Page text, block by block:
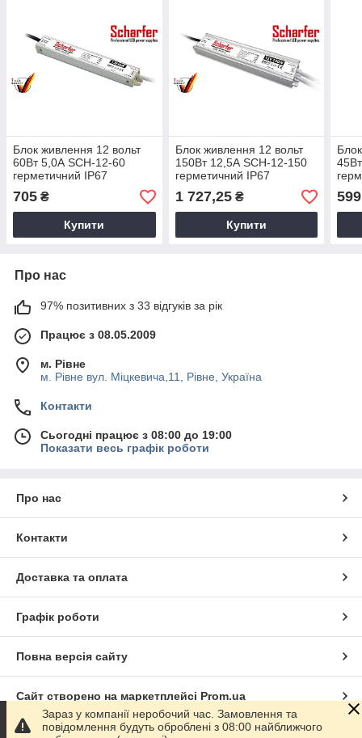
Блок живлення 12 вольт
60Вт 5,0А SCH-12-60
герметичний IP67
Professional LED power
supplies Scharfer
705 ₴
Купити
Блок живлення 12 вольт
150Вт 12,5А SCH-12-150
герметичний IP67
Professional LED power
supplies Scharfer
1 727,25₴
Купити
Про нас
97% позитивних з 33 відгуків за рік
Працює з 08.05.2009
м. Рівне
м. Рівне вул. Міцкевича,11, Рівне, Україна
Контакти
Сьогодні працює з 08:00 до 19:00
Показати весь графік роботи
Про нас
Контакти
Доставка та оплата
Графік роботи
Повна версія сайту
Сайт створено на маркетплейсі Prom.ua
Зараз у компанії неробочий час. Замовлення та
повідомлення будуть оброблені з 08:00 найближчого